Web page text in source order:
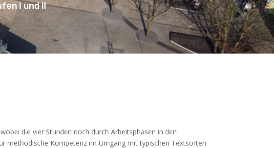
I und II
die vier Stunden noch durch Arbeitsphasen in den
methodische Kompetenz im Umgang mit typischen Textsorten